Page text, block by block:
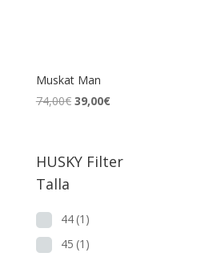
Muskat Man
74,00€ El
era:
39,00€El
es:
HUSKY Filter
Talla
44 (1)
45 (1)